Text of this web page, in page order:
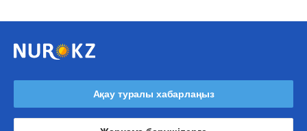
Ақау туралы хабарлаңыз